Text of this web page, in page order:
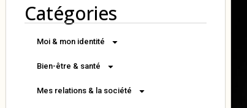
Catégories
Moi & mon identité
Bien-être & santé
Mes relations & la société